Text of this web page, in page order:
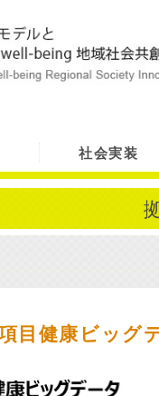
社会実装
目健康ビッグ